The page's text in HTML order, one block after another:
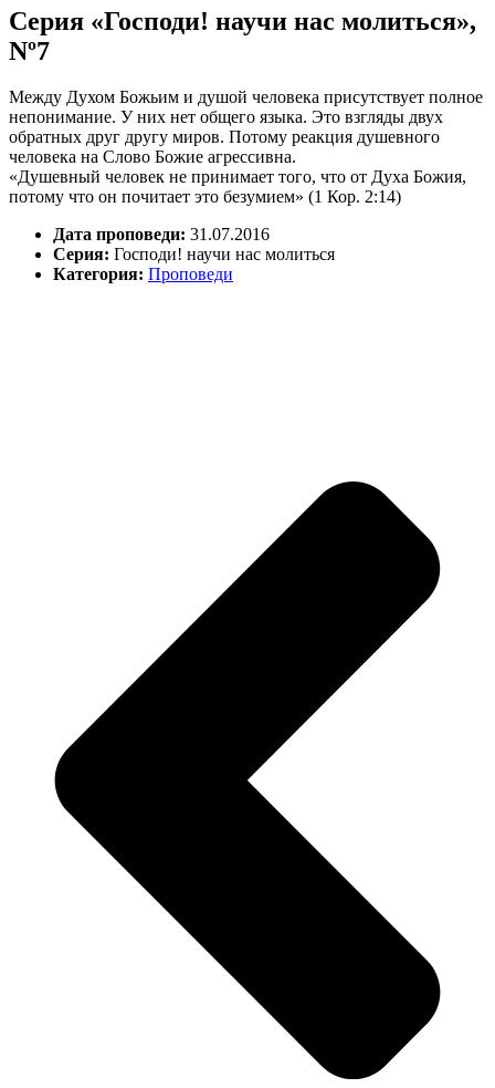
Серия «Господи! научи нас молиться»,
Nº7
Между Духом Божьим и душой человека присутствует полное
непонимание. У них нет общего языка. Это взгляды двух
обратных друг другу миров. Потому реакция душевного
человека на Слово Божие агрессивна.
«Душевный человек не принимает того, что от Духа Божия,
потому что он почитает это безумием» (1 Кор. 2:14)
Дата проповеди: 31.07.2016
Серия: Господи! научи нас молиться
Категория: Проповеди